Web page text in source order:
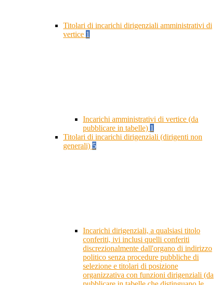
Titolari di incarichi dirigenziali amministrativi di
vertice 1
Incarichi amministrativi di vertice (da
pubblicare in tabelle) 1
Titolari di incarichi dirigenziali (dirigenti non
generali) 5
Incarichi dirigenziali, a qualsiasi titolo
conferiti, ivi inclusi quelli conferiti
discrezionalmente dall'organo di indirizzo
politico senza procedure pubbliche di
selezione e titolari di posizione
organizzativa con funzioni dirigenziali (da